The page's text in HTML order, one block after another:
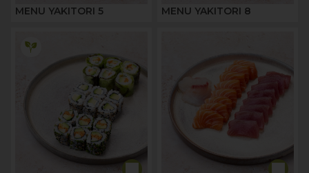
MENU YAKITORI 5 MENU YAKITORI 8